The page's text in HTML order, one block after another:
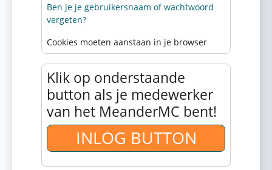
Ben je je gebruikersnaam of wachtwoord
vergeten?
Cookies moeten aanstaan in je browser
Klik op onderstaande
button als je medewerker
van het MeanderMC bent!
INLOG BUTTON